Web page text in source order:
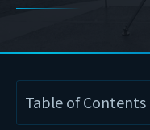
Table of Contents